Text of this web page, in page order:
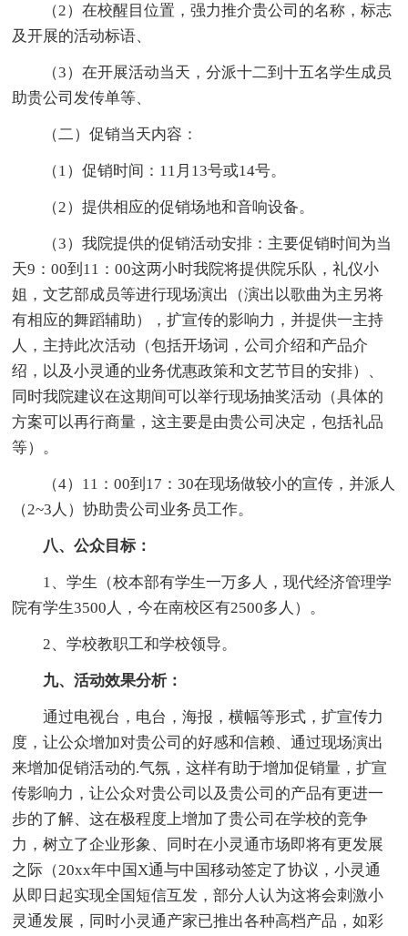
（2）在校醒目位置，强力推介贵公司的名称，标志
及开展的活动标语、
（3）在开展活动当天，分派十二到十五名学生成员
助贵公司发传单等、
（二）促销当天内容：
（1）促销时间：11月13号或14号。
（2）提供相应的促销场地和音响设备。
（3）我院提供的促销活动安排：主要促销时间为当
天9：00到11：00这两小时我院将提供院乐队，礼仪小
姐，文艺部成员等进行现场演出（演出以歌曲为主另将
有相应的舞蹈辅助），扩宣传的影响力，并提供一主持
人，主持此次活动（包括开场词，公司介绍和产品介
绍，以及小灵通的业务优惠政策和文艺节目的安排）、
同时我院建议在这期间可以举行现场抽奖活动（具体的
方案可以再行商量，这主要是由贵公司决定，包括礼品
等）。
（4）11：00到17：30在现场做较小的宣传，并派人
（2~3人）协助贵公司业务员工作。
八、公众目标：
1、学生（校本部有学生一万多人，现代经济管理学
院有学生3500人，今在南校区有2500多人）。
2、学校教职工和学校领导。
九、活动效果分析：
通过电视台，电台，海报，横幅等形式，扩宣传力
度，让公众增加对贵公司的好感和信赖、通过现场演出
来增加促销活动的.气氛，这样有助于增加促销量，扩宣
传影响力，让公众对贵公司以及贵公司的产品有更进一
步的了解、这在极程度上增加了贵公司在学校的竞争
力，树立了企业形象、同时在小灵通市场即将有更发展
之际（20xx年中国X通与中国移动签定了协议，小灵通
从即日起实现全国短信互发，部分人认为这将会刺激小
灵通发展，同时小灵通产家已推出各种高档产品，如彩